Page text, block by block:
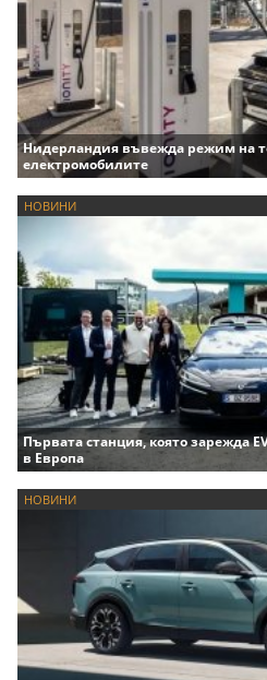
Нидерландия въвежда режим на
електромобилите
НОВИНИ
Първата станция, която зарежда
в Европа
НОВИНИ